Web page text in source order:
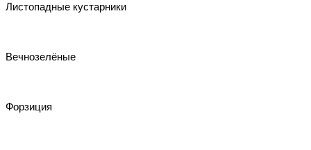
Листопадные кустарники
Вечнозелёные
Форзиция